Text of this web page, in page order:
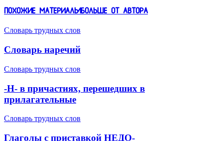
ПОХОЖИЕ МАТЕРИАЛЫБОЛЬШЕ ОТ АВТОРА
Словарь трудных слов
Словарь наречий
Словарь трудных слов
-Н- в причастиях, перешедших в
прилагательные
Словарь трудных слов
Глаголы с приставкой НЕДО-